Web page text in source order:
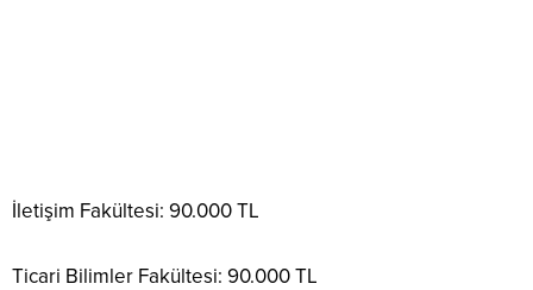
İletişim Fakültesi: 90.000 TL
Ticari Bilimler Fakültesi: 90.000 TL